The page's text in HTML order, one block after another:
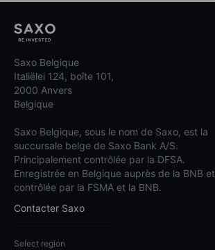
Saxo Belgique
Italiëlei 124, boîte 101,
2000 Anvers
Belgique
Saxo Belgique, sous le nom de Saxo, est la
succursale belge de Saxo Bank A/S.
Principalement contrôlée par la DFSA.
Enregistrée en Belgique auprès de la BNB et
contrôlée par la FSMA et la BNB.
Contacter Saxo
Select region